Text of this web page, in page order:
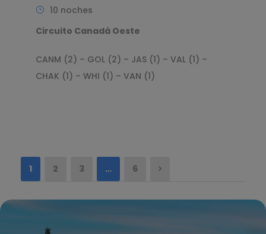
10 noches
Circuito Canadá Oeste
CANM (2) – GOL (2) – JAS (1) – VAL (1) –
CHAK (1) – WHI (1) – VAN (1)
1 2 3 … 6